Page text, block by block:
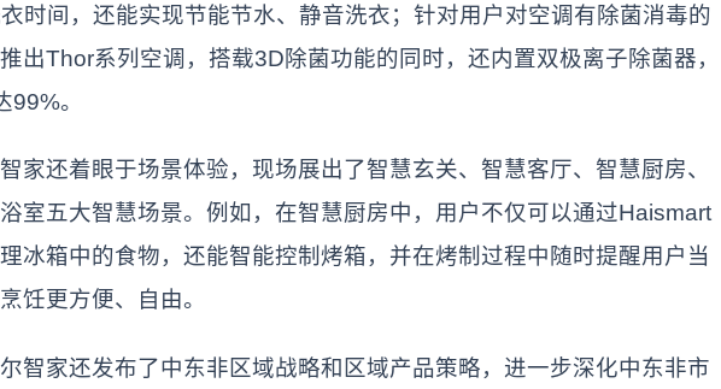
时间，还能实现节能节水、静音洗衣；针对用户对空调有除菌消毒的
出Thor系列空调，搭载3D除菌功能的同时，还内置双极离子除菌器，
。
还着眼于场景体验，现场展出了智慧玄关、智慧客厅、智慧厨房、
室五大智慧场景。例如，在智慧厨房中，用户不仅可以通过Haismart
冰箱中的食物，还能智能控制烤箱，并在烤制过程中随时提醒用户当
饪更方便、自由。
家还发布了中东非区域战略和区域产品策略，进一步深化中东非市